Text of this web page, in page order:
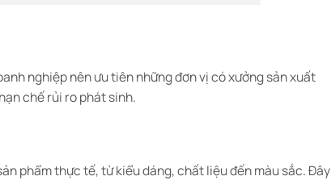
nghiệp nên ưu tiên những đơn vị có xưởng sản xuất
chế rủi ro phát sinh.
phẩm thực tế, từ kiểu dáng, chất liệu đến màu sắc. Đây